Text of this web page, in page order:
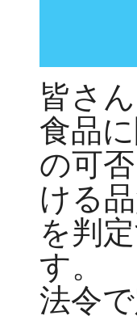
皆さ
食品
の可
ける
を判
す。
法令